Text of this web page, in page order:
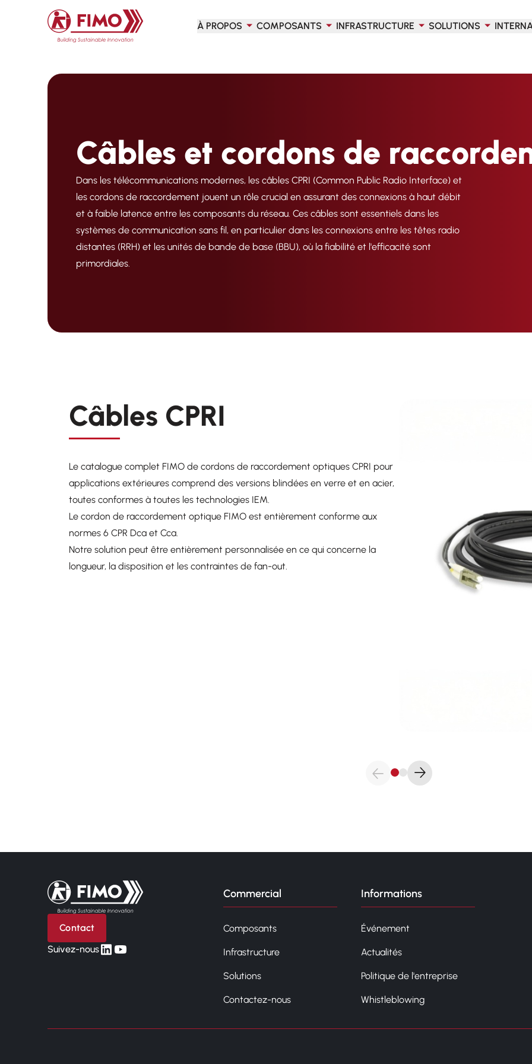
Retour à l'accueil
À PROPOS
COMPOSANTS INFRASTRUCTURE SOLUTIONS
Câbles et cordons de
Dans les télécommunications modernes, les câbles CPRI (Common Public Radio Interface) et
les cordons de raccordement jouent un rôle crucial en assurant des connexions à haut débit
et à faible latence entre les composants du réseau. Ces câbles sont essentiels dans les
systèmes de communication sans fil, en particulier dans les connexions entre les têtes radio
distantes (RRH) et les unités de bande de base (BBU), où la fiabilité et l'efficacité sont
primordiales.
Câbles CPRI
Le catalogue complet FIMO de cordons de raccordement optiques CPRI pour
applications extérieures comprend des versions blindées en verre et en acier,
toutes conformes à toutes les technologies IEM.
Le cordon de raccordement optique FIMO est entièrement conforme aux
normes 6 CPR Dca et Cca.
Notre solution peut être entièrement personnalisée en ce qui concerne la
longueur, la disposition et les contraintes de fan-out.
Retour à l'accueil
Contact
Suivez-nouslinkedin
yt
Commercial
Composants
Infrastructure
Solutions
Contactez-nous
Informations
Événement
Actualités
Politique de l'entreprise
Whistleblowing